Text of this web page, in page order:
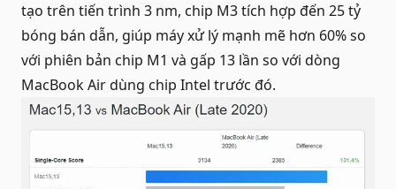
tạo trên tiến trình 3 nm, chip M3 tích hợp đến 25 tỷ
bóng bán dẫn, giúp máy xử lý mạnh mẽ hơn 60% so
với phiên bản chip M1 và gấp 13 lần so với dòng
MacBook Air dùng chip Intel trước đó.